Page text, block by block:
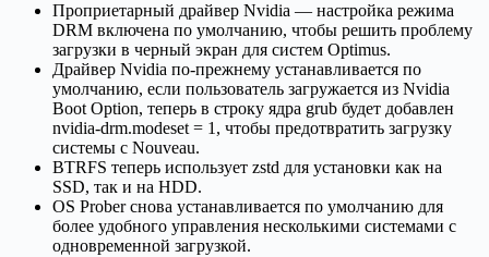
Проприетарный драйвер Nvidia — настройка режима
DRM включена по умолчанию, чтобы решить проблему
загрузки в черный экран для систем Optimus.
Драйвер Nvidia по-прежнему устанавливается по
умолчанию, если пользователь загружается из Nvidia
Boot Option, теперь в строку ядра grub будет добавлен
nvidia-drm.modeset = 1, чтобы предотвратить загрузку
системы с Nouveau.
BTRFS теперь использует zstd для установки как на
SSD, так и на HDD.
OS Prober снова устанавливается по умолчанию для
более удобного управления несколькими системами с
одновременной загрузкой.